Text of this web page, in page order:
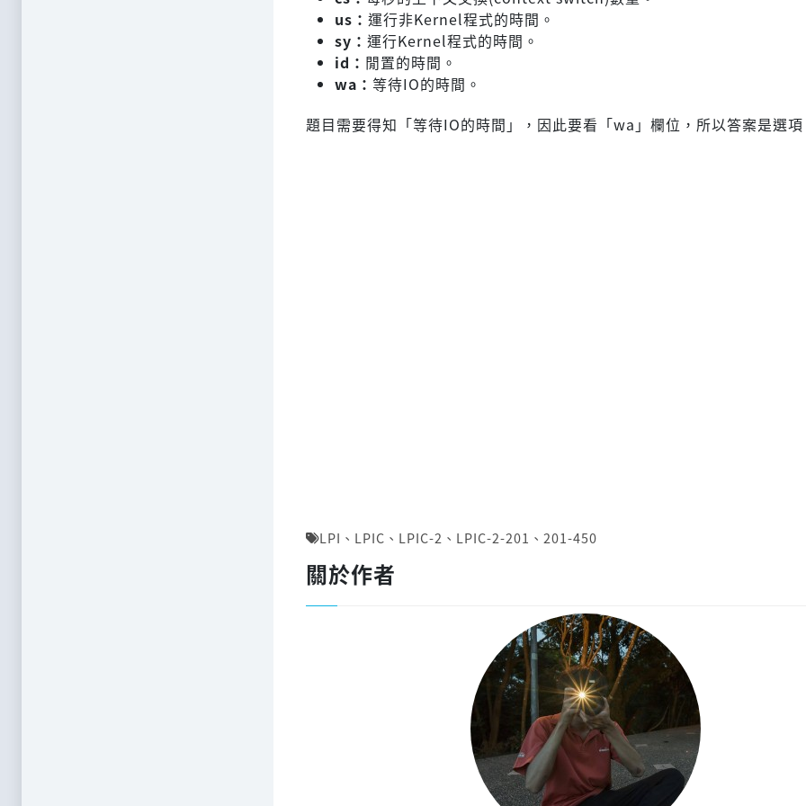
us： 運行非Kernel程式的時間。
sy： 運行Kernel程式的時間。
id： 閒置的時間。
wa： 等待IO的時間。
題目需要得知「等待IO的時間」，因此要看「wa」欄位，所以答案是選
LPI 、 LPIC 、 LPIC-2 、 LPIC-2-201 、 201-450
關於作者